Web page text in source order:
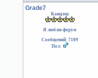
Grade7
Канцлер
Я люблю форум
Сообщений: 7109
Пол: